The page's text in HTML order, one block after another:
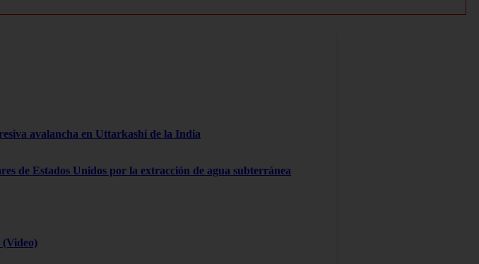
avalancha en Uttarkashi de la India
de Estados Unidos por la extracción de agua subterránea
(Video)